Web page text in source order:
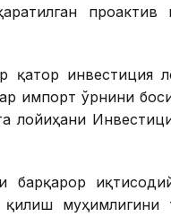
проактив
қатор инвестиция
импорт ўрнини
лойиҳани
барқарор
қилиш